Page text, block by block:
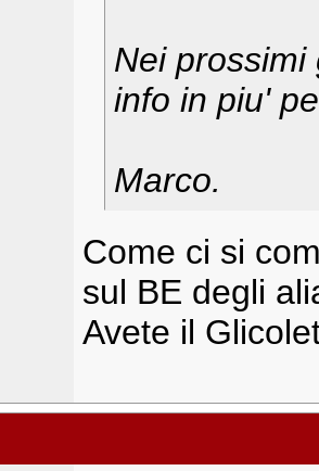
Nei prossimi
info in piu'
Marco.
Come ci si
sul BE degli
Avete il